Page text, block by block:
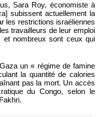
Sara Roy, économiste à
subissent actuellement la
les restrictions israéliennes
travailleurs de leur emploi
nombreux sont ceux qui
un « régime de famine
la quantité de calories
pas la mort. Un accès
du Congo, selon le